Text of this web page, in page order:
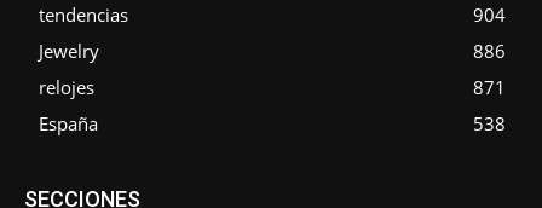
tendencias
904
Jewelry
886
relojes
871
España
538
SECCIONESAsociaciones